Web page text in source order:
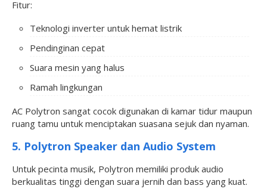
Fitur:
Teknologi inverter untuk hemat listrik
Pendinginan cepat
Suara mesin yang halus
Ramah lingkungan
AC Polytron sangat cocok digunakan di kamar tidur maupun
ruang tamu untuk menciptakan suasana sejuk dan nyaman.
5. Polytron Speaker dan Audio System
Untuk pecinta musik, Polytron memiliki produk audio
berkualitas tinggi dengan suara jernih dan bass yang kuat.